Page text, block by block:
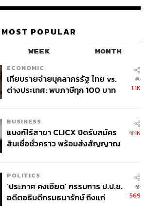
MOST POPULAR
WEEK MONTH
ECONOMIC
เทียบรายจ่ายบุคลากรรัฐ ไทย vs.
ต่างประเทศ: พบภาษีทุก 100 บาท
1.1K
BUSINESS
แบงก์ไร้สาขา CLICX ปิดรับสมัคร
สินเชื่อชั่วคราว พร้อมส่งสัญญาณ
1K
POLITICS
‘ประภาศ คงเอียด’ กรรมการ ป.ป.ช.
อดีตอธิบดีกรมธนารักษ์ ถึงแก่
569